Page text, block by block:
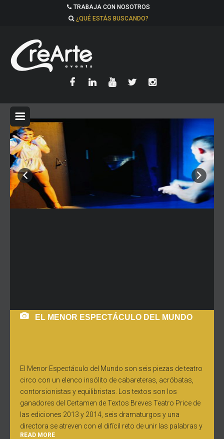
TRABAJA CON NOSOTROS
¿QUÉ ESTÁS BUSCANDO?
EL MENOR ESPECTÁCULO DEL MUNDO
El Menor Espectáculo del Mundo son seis piezas de teatro
circo con un elenco insólito de cabareteras, acróbatas,
contorsionistas y equilibristas. Los textos son los
ganadores del Certamen de Textos Breves Teatro Price de
las ediciones 2013 y 2014, seis dramaturgos y una
directora se atreven con el difícil reto de unir las palabras y
READ MORE